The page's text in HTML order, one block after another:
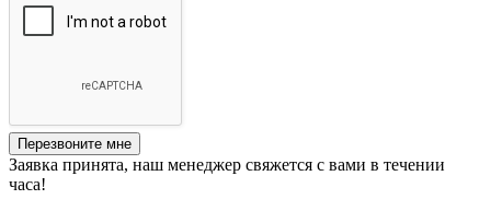
Перезвоните мне
Заявка принята, наш менеджер свяжется с вами в течении
часа!